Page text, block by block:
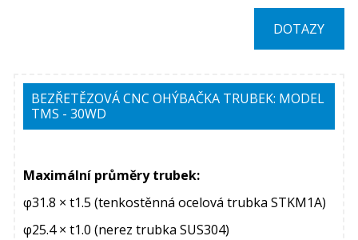
DOTAZY
BEZŘETĚZOVÁ CNC OHÝBAČKA TRUBEK: MODEL
TMS - 30WD
Maximální průměry trubek:
φ31.8 × t1.5 (tenkostěnná ocelová trubka STKM1A)
φ25.4 × t1.0 (nerez trubka SUS304)